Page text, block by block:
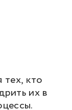
тех, кто
их в